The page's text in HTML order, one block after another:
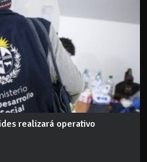
realizará operativo